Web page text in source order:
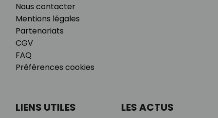
Nous contacter
Mentions légales
Partenariats
CGV
FAQ
Préférences cookies
LIENS UTILES LES ACTUS